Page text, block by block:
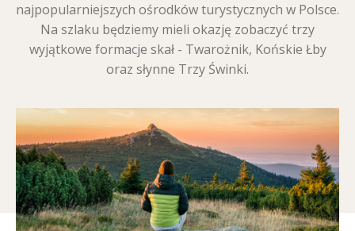
najpopularniejszych ośrodków turystycznych w Polsce.
Na szlaku będziemy mieli okazję zobaczyć trzy
wyjątkowe formacje skał - Twarożnik, Końskie Łby
oraz słynne Trzy Świnki.